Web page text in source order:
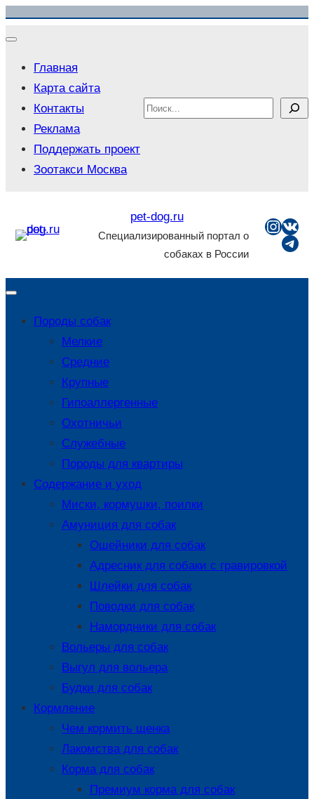
Перейти
к
Главная
Карта сайта
Контакты
Реклама
Поддержать проект
Зоотакси Москва
Search
pet-dog.ru
Специализированный портал о
собаках в России
Породы собак
Мелкие
Средние
Крупные
Гипоаллергенные
Охотничьи
Служебные
Породы для квартиры
Содержание и уход
Миски, кормушки, поилки
Амуниция для собак
Ошейники для собак
Адресник для собаки с гравировкой
Шлейки для собак
Поводки для собак
Намордники для собак
Вольеры для собак
Выгул для вольера
Будки для собак
Кормление
Чем кормить щенка
Лакомства для собак
Корма для собак
Премиум корма для собак